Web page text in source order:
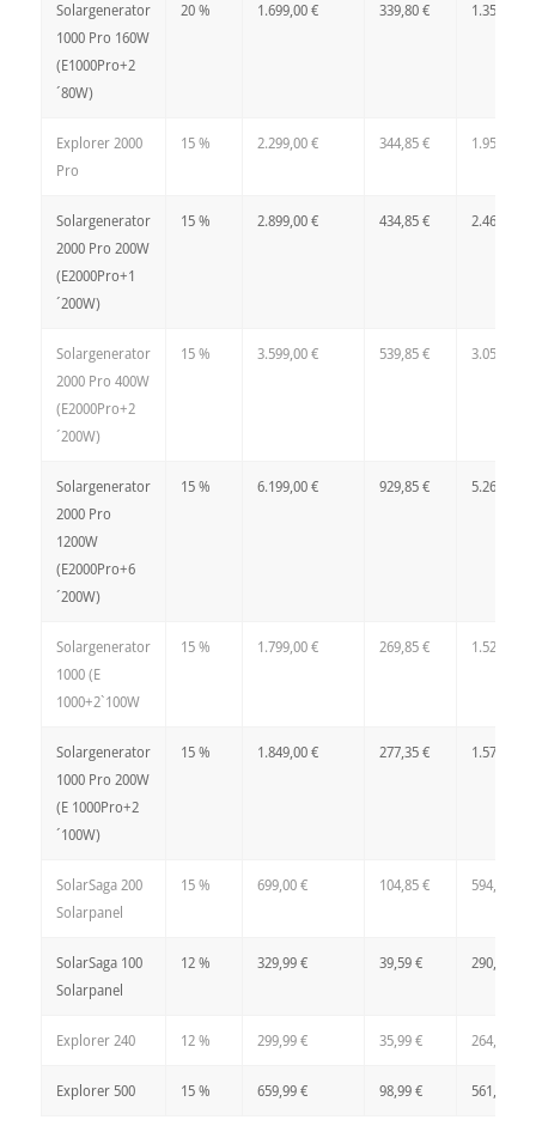
Solargenerator
1000 Pro 160W
(E1000Pro+2
´80W)
20 % 1.699,00 € 339,80 € 1.359,20 €
Explorer 2000
Pro
15 % 2.299,00 € 344,85 € 1.954,15 €
Solargenerator
2000 Pro 200W
(E2000Pro+1
´200W)
15 % 2.899,00 € 434,85 € 2.464,15 €
Solargenerator
2000 Pro 400W
(E2000Pro+2
´200W)
15 % 3.599,00 € 539,85 € 3.059,15 €
Solargenerator
2000 Pro
1200W
(E2000Pro+6
´200W)
15 % 6.199,00 € 929,85 € 5.269,15 €
Solargenerator
1000 (E
1000+2`100W
15 % 1.799,00 € 269,85 € 1.529,15 €
Solargenerator
1000 Pro 200W
(E 1000Pro+2
´100W)
15 % 1.849,00 € 277,35 € 1.571,65 €
SolarSaga 200
Solarpanel
15 % 699,00 € 104,85 € 594,15 €
SolarSaga 100
Solarpanel
12 % 329,99 € 39,59 € 290,40 €
Explorer 240 12 % 299,99 € 35,99 € 264,00 €
Explorer 500 15 % 659,99 € 98,99 € 561,00 €